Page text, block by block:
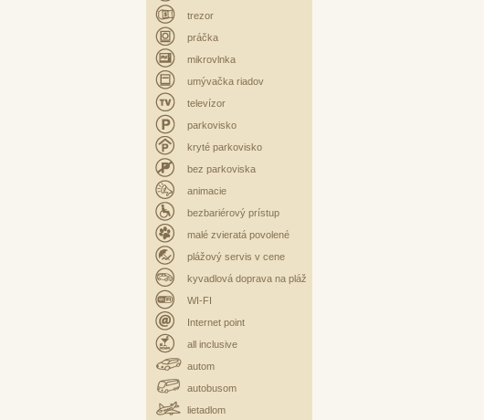
trezor
práčka
mikrovlnka
umývačka riadov
televízor
parkovisko
kryté parkovisko
bez parkoviska
animacie
bezbariérový prístup
malé zvieratá povolené
plážový servis v cene
kyvadlová doprava na pláž
WI-FI
Internet point
all inclusive
autom
autobusom
lietadlom